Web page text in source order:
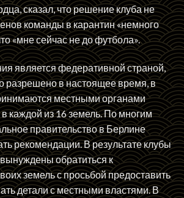
сказал, что решение клуба не
команды в карантин «немного
«мне сейчас не до футбола».
является федеративной страной,
разрешено в настоящее время, в
местными органами
каждой из 16 земель. По многим
правительство в Берлине
рекомендации. В результате клубы
обратиться к
земель с просьбой предоставить
детали с местными властями. В